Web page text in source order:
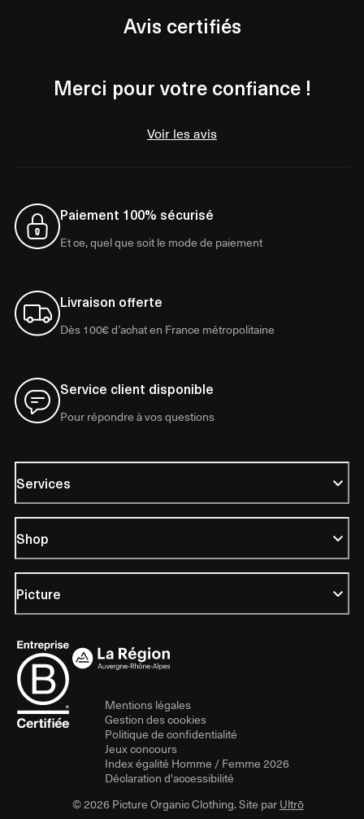
Avis certifiés
Merci pour votre confiance !
Voir les avis
Paiement 100% sécurisé
Et ce, quel que soit le mode de paiement
Livraison offerte
Dès 100€ d’achat en France métropolitaine
Service client disponible
Pour répondre à vos questions
Services
Shop
Picture
Mentions légales
Gestion des cookies
Politique de confidentialité
Jeux concours
Index égalité Homme / Femme 2026
Déclaration d'accessibilité
© 2026 Picture Organic Clothing. Site parUltrō